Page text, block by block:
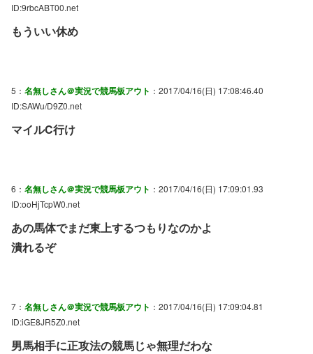
ID:9rbcABT00.net
もういい休め
5： 名無しさん＠実況で競馬板アウト ：2017/04/16(日) 17:08:46.40
ID:SAWu/D9Z0.net
マイルC行け
6： 名無しさん＠実況で競馬板アウト ：2017/04/16(日) 17:09:01.93
ID:ooHjTcpW0.net
あの馬体でまだ東上するつもりなのかよ
潰れるぞ
7： 名無しさん＠実況で競馬板アウト ：2017/04/16(日) 17:09:04.81
ID:iGE8JR5Z0.net
男馬相手に正攻法の競馬じゃ無理だわな